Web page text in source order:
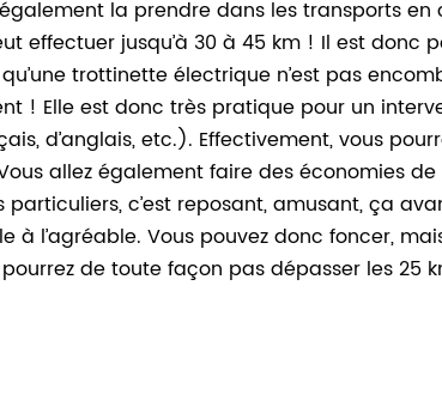
la prendre dans les transports en
effectuer jusqu’à 30 à 45 km ! Il est donc
trottinette électrique n’est pas
! Elle est donc très pratique pour un
d’anglais, etc.). Effectivement, vous
allez également faire des économies
particuliers, c’est reposant, amusant, ça
l’agréable. Vous pouvez donc foncer,
de toute façon pas dépasser les 25